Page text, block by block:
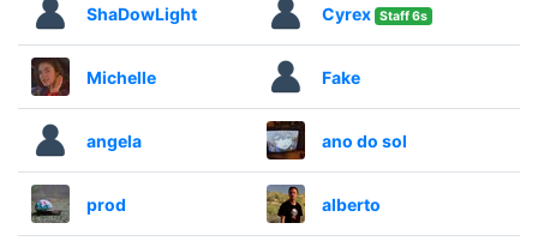
ShaDowLight Cyrex Staff 6s
Michelle Fake
angela ano do sol
prod alberto